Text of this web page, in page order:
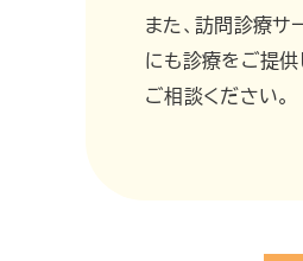
また、訪問診療サ
にも診療をご提供
ご相談ください。